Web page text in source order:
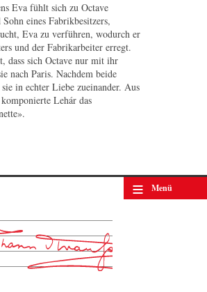
Eva fühlt sich zu Octave
eines Fabrikbesitzers,
Eva zu verführen, wodurch er
und der Fabrikarbeiter erregt.
dass sich Octave nur mit ihr
nach Paris. Nachdem beide
in echter Liebe zueinander. Aus
Lehár das
≡ Menü